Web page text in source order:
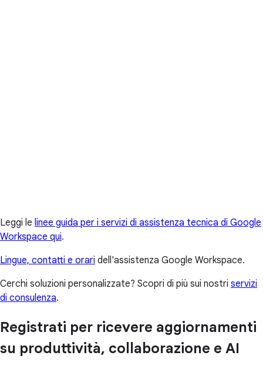
Leggi le linee guida per i servizi di assistenza tecnica di Google
Workspace qui.
Lingue, contatti e orari dell'assistenza Google Workspace.
Cerchi soluzioni personalizzate? Scopri di più sui nostri servizi
di consulenza.
Registrati per ricevere aggiornamenti
su produttività, collaborazione e AI